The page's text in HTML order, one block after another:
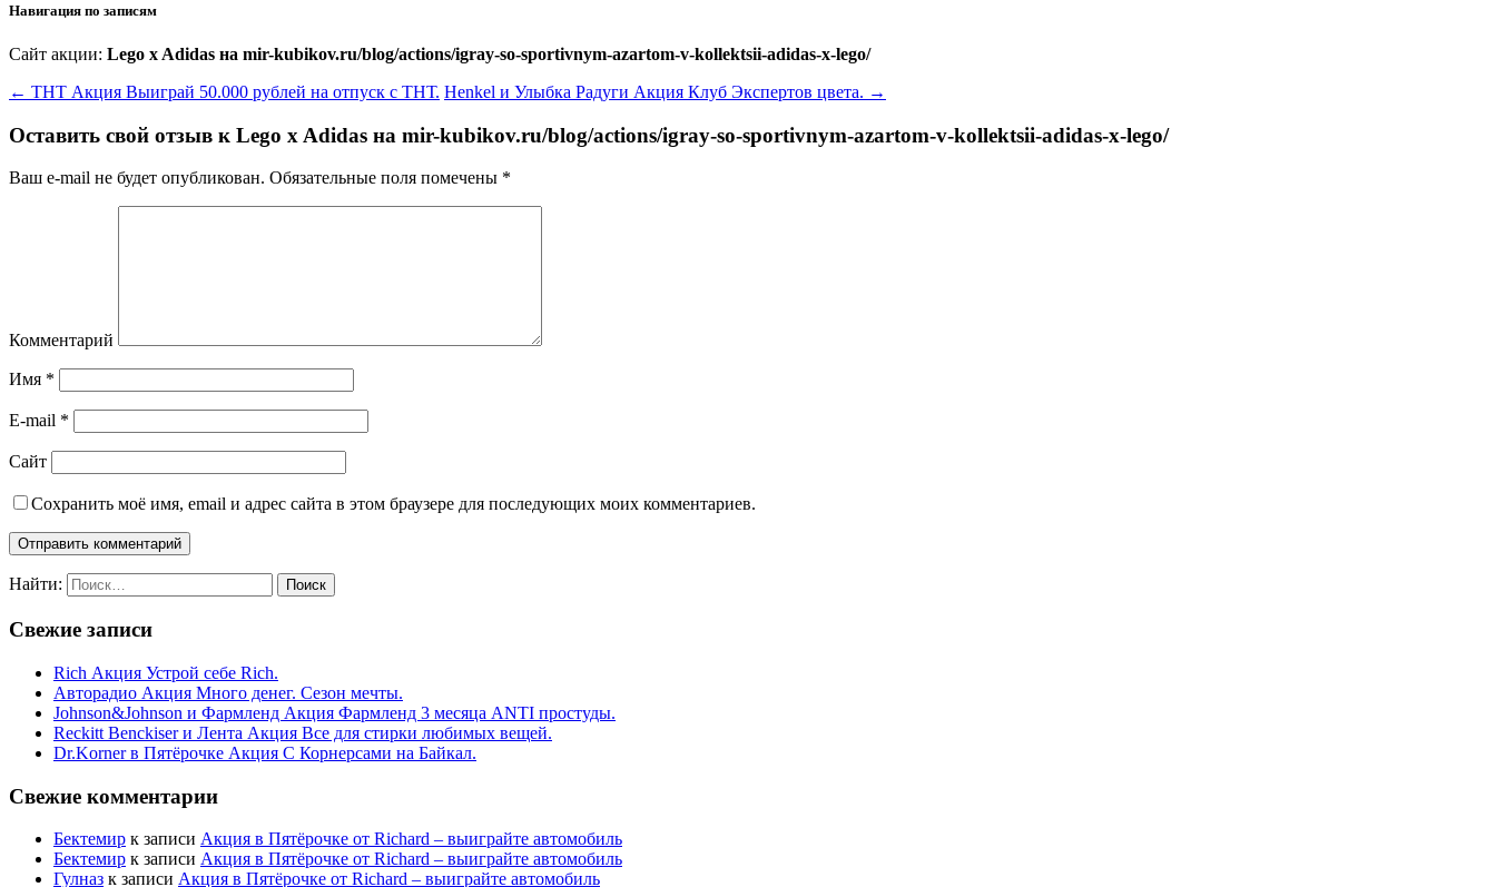
Навигация по записям
Сайт акции: Lego x Adidas на mir-kubikov.ru/blog/actions/igray-so-sportivnym-azartom-v-kollektsii-adidas-x-lego/
← ТНТ Акция Выиграй 50.000 рублей на отпуск с ТНТ. Henkel и Улыбка Радуги Акция Клуб Экспертов цвета. →
Оставить свой отзыв к Lego x Adidas на mir-kubikov.ru/blog/actions/igray-so-sportivnym-azartom-v-kollektsii-adidas-x-lego/
Ваш e-mail не будет опубликован. Обязательные поля помечены *
Комментарий
Имя *
E-mail *
Сайт
Сохранить моё имя, email и адрес сайта в этом браузере для последующих моих комментариев.
Найти:
Свежие записи
Rich Акция Устрой себе Rich.
Авторадио Акция Много денег. Сезон мечты.
Johnson&Johnson и Фармленд Акция Фармленд 3 месяца ANTI простуды.
Reckitt Benckiser и Лента Акция Все для стирки любимых вещей.
Dr.Korner в Пятёрочке Акция С Корнерсами на Байкал.
Свежие комментарии
Бектемир к записи Акция в Пятёрочке от Richard – выиграйте автомобиль
Бектемир к записи Акция в Пятёрочке от Richard – выиграйте автомобиль
Гулназ к записи Акция в Пятёрочке от Richard – выиграйте автомобиль